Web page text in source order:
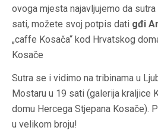
ovoga mjesta najavljujemo da
sati, možete svoj potpis dati gđi
„caffe Kosača“ kod Hrvatskog
Kosače
Sutra se i vidimo na tribinama u
Mostaru u 19 sati (galerija kraljice
domu Hercega Stjepana Kosače).
u velikom broju!